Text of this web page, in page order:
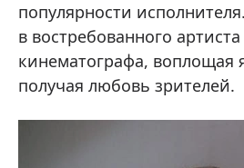
популярности
в востребованного
кинематографа, воплощая
получая любовь зрителей.